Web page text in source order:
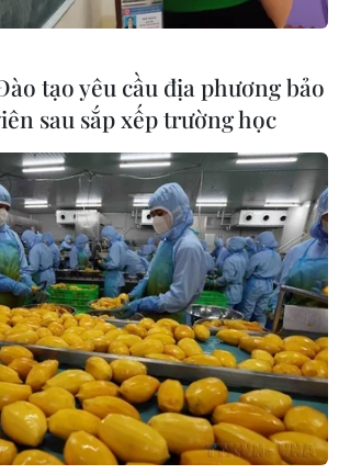
nước đã trình chủ trương
hàng SCB
đánh giá tổng thể thực trạng và đề
cấu lại SCB, Ngân hàng Nhà nước
xem xét, quyết định chủ trương cơ
định.
tạo yêu cầu địa phương bảo
sau sắp xếp trường học